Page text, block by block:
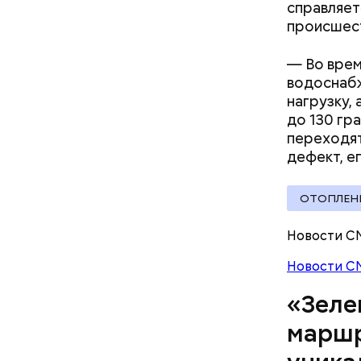
— Во
до 130
дефект,
Новости
Новости
— от